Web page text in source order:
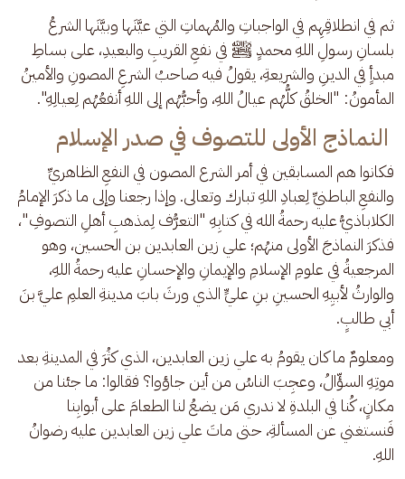
ثم في انطلاقِهِم في الواجباتِ والمُهماتِ التي عيَّنَها وبيَّنَها الشرعُ
بلسانِ رسولِ اللهِ محمدٍ ﷺ في نفعِ القريبِ والبعيدِ، على بساطِ
مبدأٍ في الدينِ والشريعةِ، يقولُ فيه صاحبُ الشرعِ المصونِ والأمينُ
المأمونُ: "الخلقُ كلُّهُم عيالُ اللهِ، وأحبُّهُم إلى اللهِ أنفعُهُم لِعيالِهِ".
النماذج الأولى للتصوف في صدر الإسلام
فكانوا هم المسابقين في أمر الشرع المصون في النفعِ الظاهريِّ
والنفعِ الباطنيِّ لِعبادِ اللهِ تبارك وتعالى. وإذا رجعنا وإلى ما ذكرَ الإمامُ
الكلاباذيُّ عليه رحمةُ الله في كتابِهِ "التعرُّف لِمذهبِ أهلِ التصوفِ"،
فذكرَ النماذجَ الأولى منهُم؛ علي زين العابدين بن الحسين، وهو
المرجعيةُ في علومِ الإسلامِ والإيمانِ والإحسانِ عليه رحمةُ اللهِ،
والوارثُ لأبيِهِ الحسينِ بنِ عليٍّ الذي ورثَ بابَ مدينةِ العلمِ عليَّ بنَ
أبي طالبٍ.
ومعلومٌ ما كان يقومُ به علي زين العابدين، الذي كثُرَ في المدينةِ بعد
موتِهِ السؤّالُ، وعجِبَ الناسُ من أين جاؤوا؟ فقالوا: ما جئنا من
مكانٍ، كُنا في البلدةِ لا ندري مَن يضعُ لنا الطعامَ على أبوابِنا
فَنستغني عن المسألةِ، حتى ماتَ علي زين العابدين عليه رضوانُ
اللهِ.